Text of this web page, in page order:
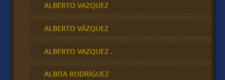
ALBERTO VAZQUEZ
ALBERTO VÁZQUEZ
ALBERTO VAZQUEZ .
ALBITA RODRÍGUEZ